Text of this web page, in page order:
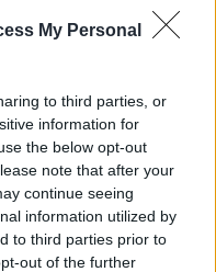
My Personal
to third parties, or
information for
the below opt-out
note that after your
continue seeing
information utilized by
to third parties prior to
out of the further
lasciatela
il concentrato di
un paio d’ore a
di sale e pepe.
in
e conditele